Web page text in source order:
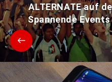
ALTERNATE auf
Spannende